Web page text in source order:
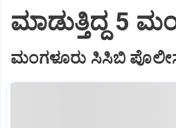
ಮಾಡುತ್ತಿದ್ದ 5
ಮಂಗಳೂರು ಸಿಸಿಬಿ